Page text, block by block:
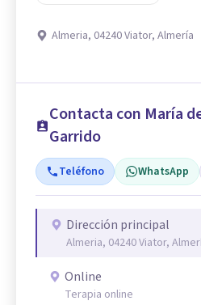
Almeria, 04240 Viator, Almería
Contacta con María
Garrido
Teléfono WhatsApp
Dirección principal
Almeria, 04240 Viator,
Online
Terapia online